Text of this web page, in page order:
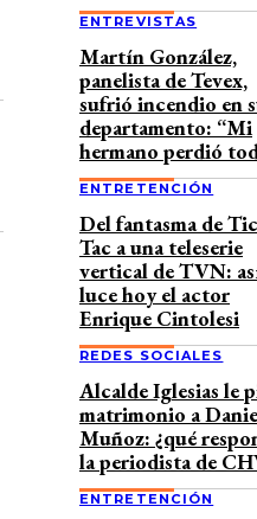
ENTREVISTAS
Martín González,
panelista de Tevex,
sufrió incendio en
departamento: “Mi
hermano perdió
ENTRETENCIÓN
Del fantasma de Tic
Tac a una teleserie
vertical de TVN:
luce hoy el actor
Enrique Cintolesi
REDES SOCIALES
Alcalde Iglesias le
matrimonio a
Muñoz: ¿qué
la periodista de
ENTRETENCIÓN